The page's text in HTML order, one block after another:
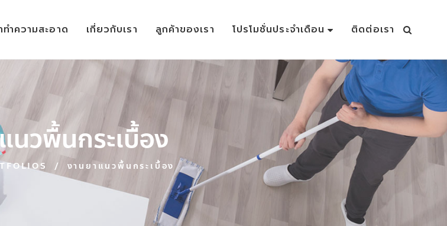
ทำความสะอาด เกี่ยวกับเรา ลูกค้าของเรา โปรโมชั่นประจำเดือน ติดต่อเรา
นวพื้นกระเบื้อง
/ งานยาแนวพื้นกระเบื้อง